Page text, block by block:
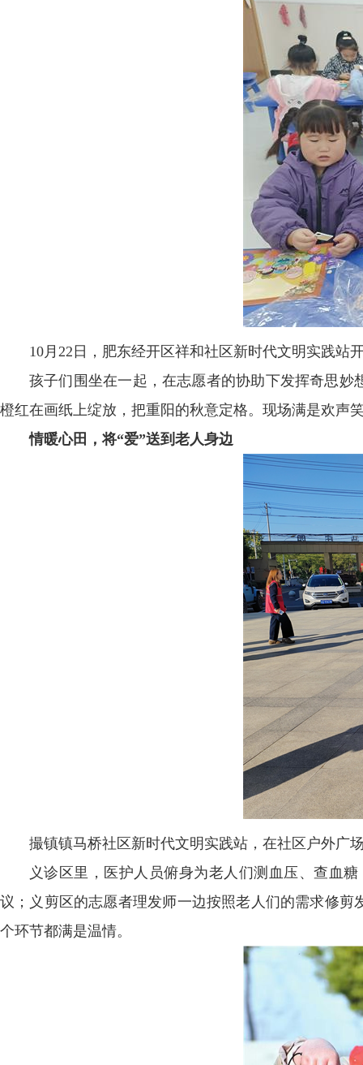
10月22日，肥东经开区祥和社区新时代文明实践站
孩子们围坐在一起，在志愿者的协助下发挥奇思
橙红在画纸上绽放，把重阳的秋意定格。现场满是欢声
情暖心田，将“爱”送到老人身边
撮镇镇马桥社区新时代文明实践站，在社区户外广
义诊区里，医护人员俯身为老人们测血压、查血
议；义剪区的志愿者理发师一边按照老人们的需求修
个环节都满是温情。